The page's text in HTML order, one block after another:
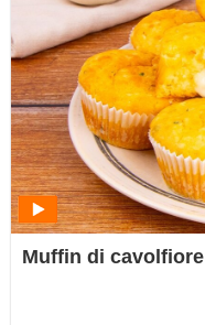
Muffin di cavolfiore